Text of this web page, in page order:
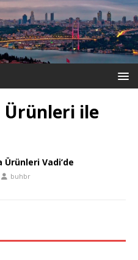
Ürünleri ile
Vadi’de
buhbr